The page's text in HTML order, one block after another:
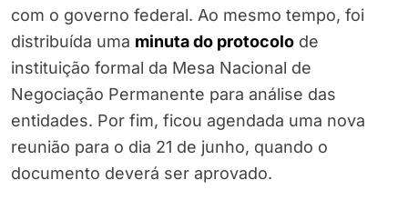
com o governo federal. Ao mesmo tempo, foi
distribuída uma minuta do protocolo de
instituição formal da Mesa Nacional de
Negociação Permanente para análise das
entidades. Por fim, ficou agendada uma nova
reunião para o dia 21 de junho, quando o
documento deverá ser aprovado.